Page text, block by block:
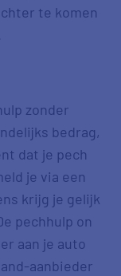
te komen
zonder
bedrag,
dat je pech
je via een
krijg je gelijk
pechhulp on
aan je auto
aanbieder